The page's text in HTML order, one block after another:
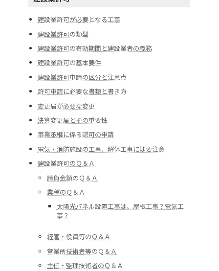
建設業許可が必要となる工事
建設業許可の類型
建設業許可の有効期間と建設業者の義務
建設業許可の基本要件
建設業許可申請の区分と注意点
許可申請に必要な書類と書き方
変更届が必要な変更
決算変更届とその重要性
事業承継に係る認可の申請
電気・消防施設の工事、解体工事には要注意
建設業許可のＱ＆Ａ
請負金額のＱ＆Ａ
業種のＱ＆Ａ
太陽光パネル設置工事は、屋根工事？電気工
事？
経管・役員等のＱ＆Ａ
営業所技術者等のＱ＆Ａ
主任・監理技術者のＱ＆Ａ